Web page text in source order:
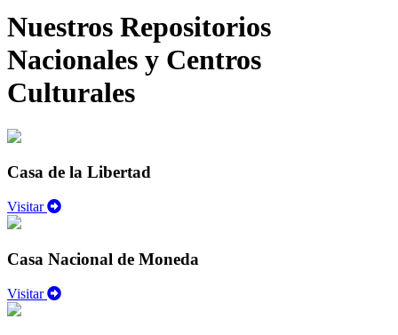
Nuestros Repositorios
Nacionales y Centros
Culturales
Casa de la Libertad
Visitar
Casa Nacional de Moneda
Visitar